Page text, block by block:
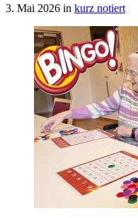
3. Mai 2026 in kurz notiert